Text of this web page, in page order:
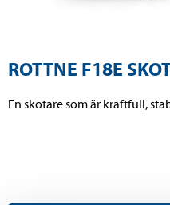
ROTTNE F18E
En skotare som är kraftfull,